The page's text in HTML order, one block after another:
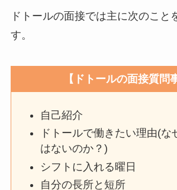
ドトールの面接では主に次のこと
す。
【ドトールの面接質問
自己紹介
ドトールで働きたい理由(な
はないのか？)
シフトに入れる曜日
自分の長所と短所